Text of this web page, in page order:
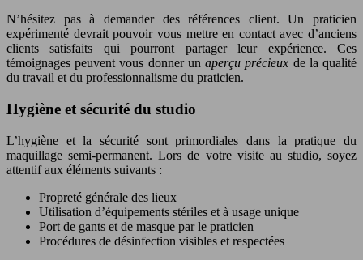
N’hésitez pas à demander des références client. Un praticien
expérimenté devrait pouvoir vous mettre en contact avec d’anciens
clients satisfaits qui pourront partager leur expérience. Ces
témoignages peuvent vous donner unaperçu précieux de la qualité
du travail et du professionnalisme du praticien.
Hygiène et sécurité du studio
L’hygiène et la sécurité sont primordiales dans la pratique du
maquillage semi-permanent. Lors de votre visite au studio, soyez
attentif aux éléments suivants :
Propreté générale des lieux
Utilisation d’équipements stériles et à usage unique
Port de gants et de masque par le praticien
Procédures de désinfection visibles et respectées